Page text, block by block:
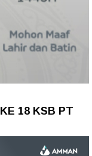
18 KSB PT